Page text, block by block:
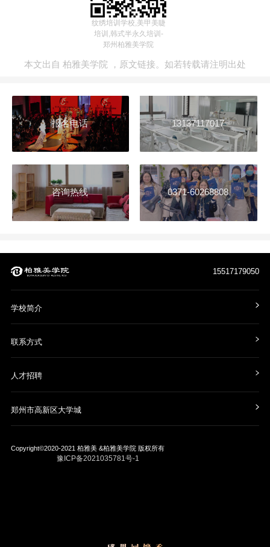
纹绣培训学校,美甲美睫
培训,韩式半永久培训-
郑州柏雅美学院
本文出自 柏雅美学院 ， 原文链接。如若转载请注明出处
报名电话 13137117017
咨询热线 0371-60268808
15517179050
学校简介
联系方式
人才招聘
郑州市高新区大学城
Copyright©2020-2021 柏雅美 &柏雅美学院 版权所有
豫ICP备2021035781号-1